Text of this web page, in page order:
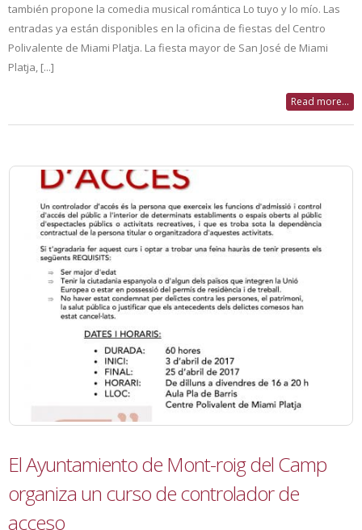
también propone la comedia musical romántica Lo tuyo y lo mío. Las
entradas ya están disponibles en la oficina de fiestas del Centro
Polivalente de Miami Platja. La fiesta mayor de San José de Miami
Platja, [...]
Read more...
El Ayuntamiento de Mont-roig del Camp
organiza un curso de controlador de
acceso